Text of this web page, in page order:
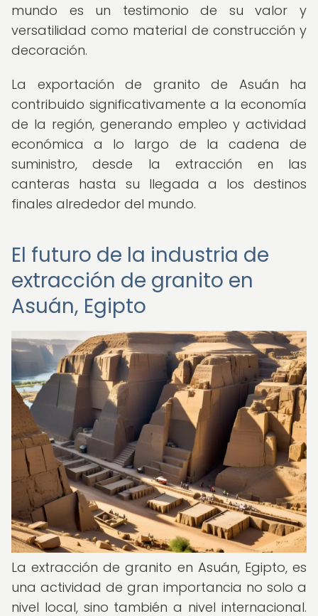
mundo es un testimonio de su valor y
versatilidad como material de construcción y
decoración.
La exportación de granito de Asuán ha
contribuido significativamente a la economía
de la región, generando empleo y actividad
económica a lo largo de la cadena de
suministro, desde la extracción en las
canteras hasta su llegada a los destinos
finales alrededor del mundo.
El futuro de la industria de
extracción de granito en
Asuán, Egipto
La extracción de granito en Asuán, Egipto, es
una actividad de gran importancia no solo a
nivel local, sino también a nivel internacional.